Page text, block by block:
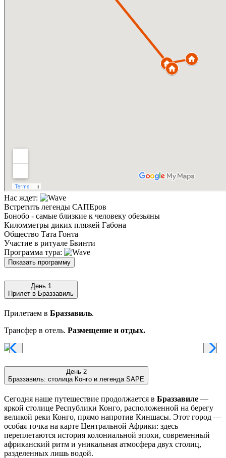
Нас ждет:
Встретить легенды САПЕров
Бонобо - самые близкие к человеку обезьяны
Киломметры диких пляжей Габона
Общество Тата Гонта
Участие в ритуале Бвинти
Программа тура:
Показать программу
День 1
Прилет в Браззавиль
Прилетаем в Браззавиль.
Трансфер в отель. Размещение и отдых.
День 2
Браззавиль: столица Конго и легенда SAPE
Сегодня наше путешествие продолжается в Браззавиле —
яркой столице Республики Конго, расположенной на берегу
великой реки Конго, прямо напротив Киншасы. Этот город —
особая точка на карте Центральной Африки: здесь
переплетаются история колониальной эпохи, современный
африканский ритм и уникальная атмосфера двух столиц,
разделенных лишь водой.